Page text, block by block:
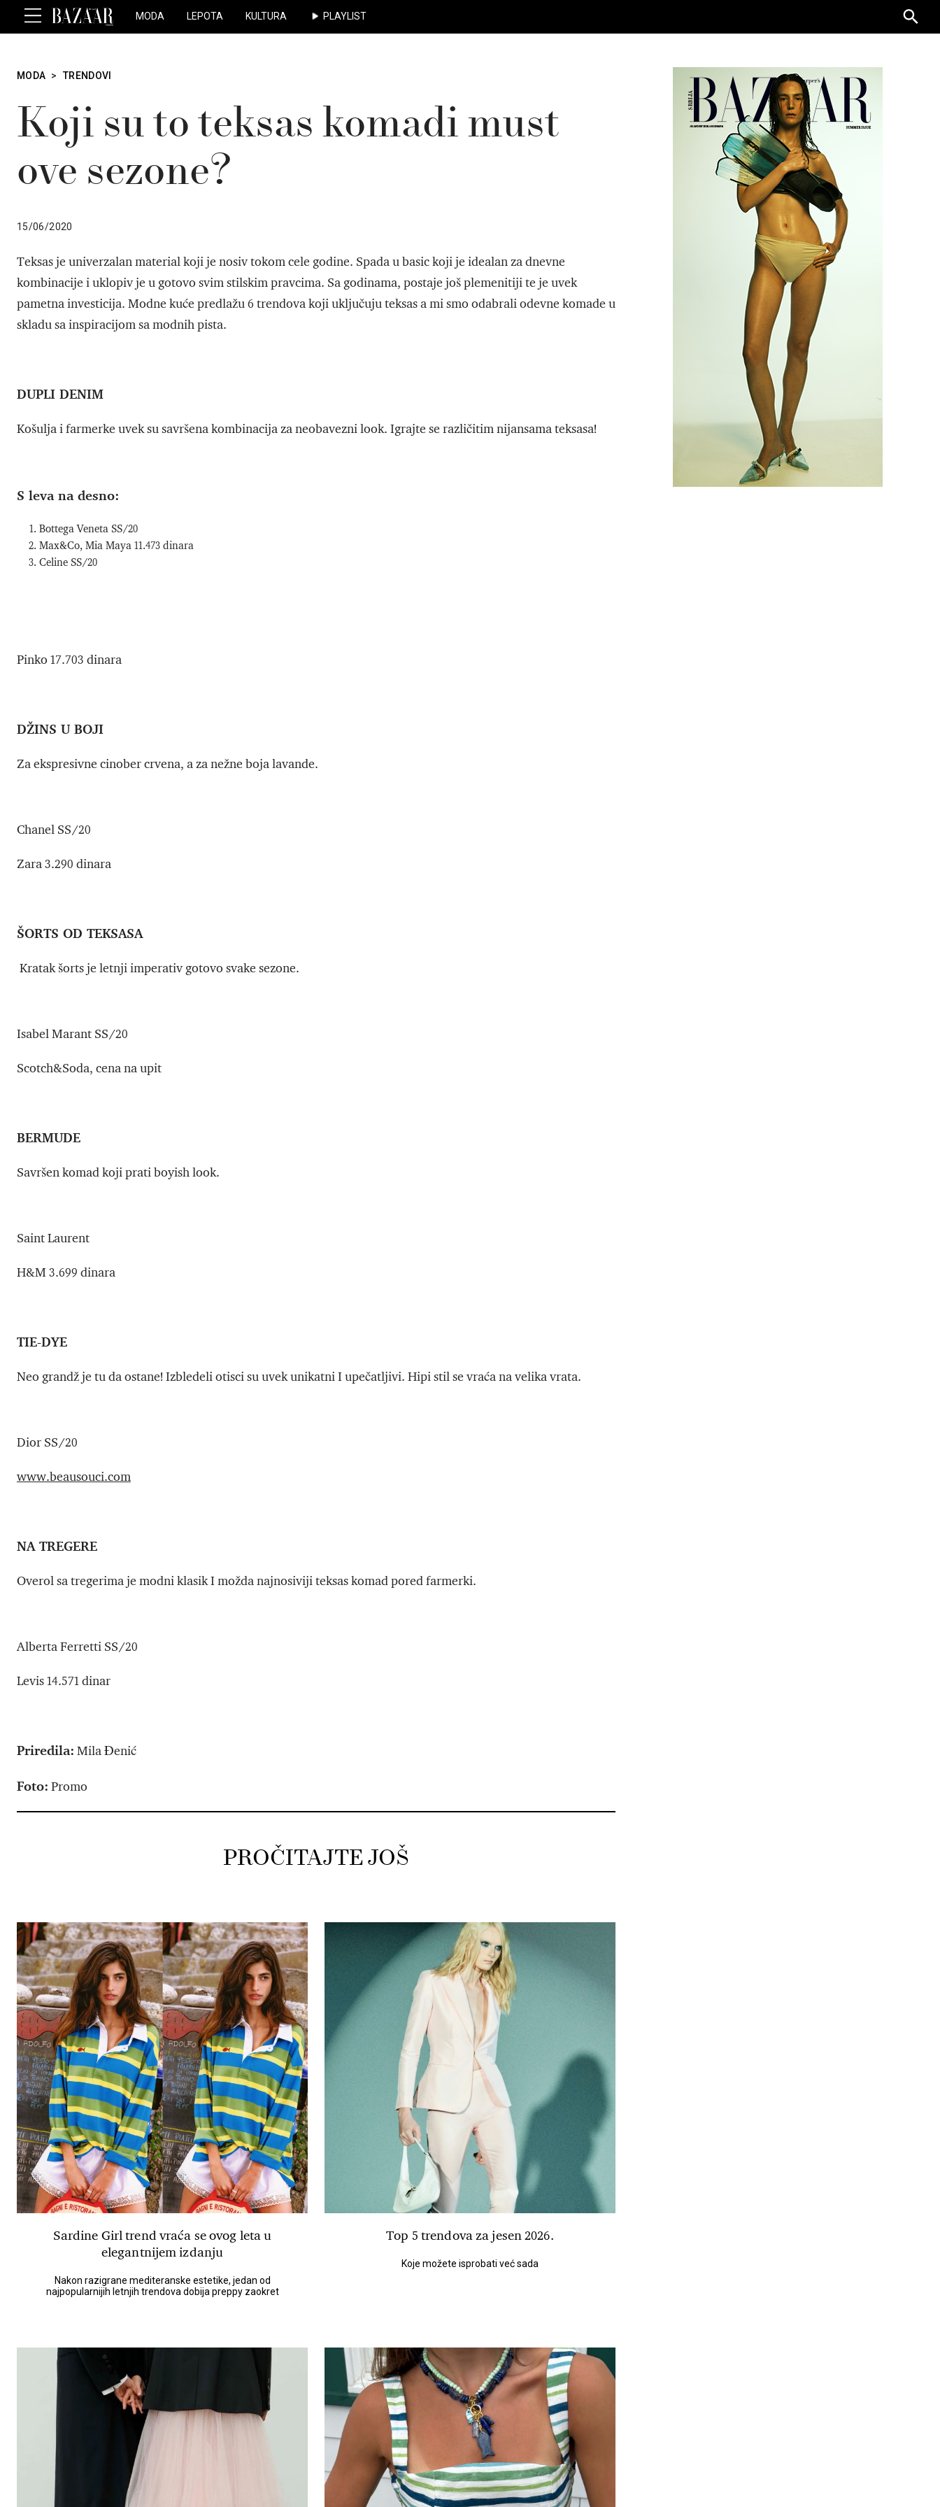
MODA LEPOTA KULTURA PLAYLIST
for:
MODA > TRENDOVI
Koji su to teksas komadi must
ove sezone?
15/06/2020
Teksas je univerzalan material koji je nosiv tokom cele godine. Spada u basic koji je idealan za dnevne
kombinacije i uklopiv je u gotovo svim stilskim pravcima. Sa godinama, postaje još plemenitiji te je uvek
pametna investicija. Modne kuće predlažu 6 trendova koji uključuju teksas a mi smo odabrali odevne komade u
skladu sa inspiracijom sa modnih pista.
DUPLI DENIM
Košulja i farmerke uvek su savršena kombinacija za neobavezni look. Igrajte se različitim nijansama teksasa!
S leva na desno:
Bottega Veneta SS/20
Max&Co, Mia Maya 11.473 dinara
Celine SS/20
Pinko 17.703 dinara
DŽINS U BOJI
Za ekspresivne cinober crvena, a za nežne boja lavande.
Chanel SS/20
Zara 3.290 dinara
ŠORTS OD TEKSASA
Kratak šorts je letnji imperativ gotovo svake sezone.
Isabel Marant SS/20
Scotch&Soda, cena na upit
BERMUDE
Savršen komad koji prati boyish look.
Saint Laurent
H&M 3.699 dinara
TIE-DYE
Neo grandž je tu da ostane! Izbledeli otisci su uvek unikatni I upečatljivi. Hipi stil se vraća na velika vrata.
Dior SS/20
www.beausouci.com
NA TREGERE
Overol sa tregerima je modni klasik I možda najnosiviji teksas komad pored farmerki.
Alberta Ferretti SS/20
Levis 14.571 dinar
Priredila: Mila Đenić
Foto: Promo
PROČITAJTE JOŠ
Sardine Girl trend vraća se ovog leta u
elegantnijem izdanju
Nakon razigrane mediteranske estetike, jedan od
najpopularnijih letnjih trendova dobija preppy zaokret
Top 5 trendova za jesen 2026.
Koje možete isprobati već sada